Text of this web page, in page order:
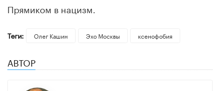
Прямиком в нацизм.
Теги: Олег Кашин Эхо Москвы ксенофобия
АВТОР